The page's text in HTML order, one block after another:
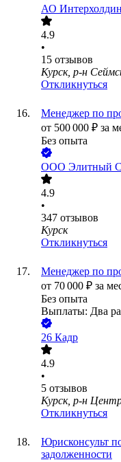
АО
4.9
•
15 отзывов
Курск, р-н
Откликнуться
Менеджер по
от 500 000 ₽ за
Без опыта
ООО Элитный
4.9
•
347 отзывов
Курск
Откликнуться
Менеджер по
от 70 000 ₽ за
Без опыта
Выплаты: Два
26 Кадр
4.9
•
5 отзывов
Курск, р-н
Откликнуться
Юрисконсульт
задолженности